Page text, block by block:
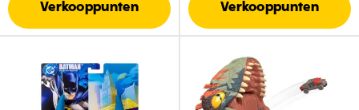
Verkooppunten Verkooppunten